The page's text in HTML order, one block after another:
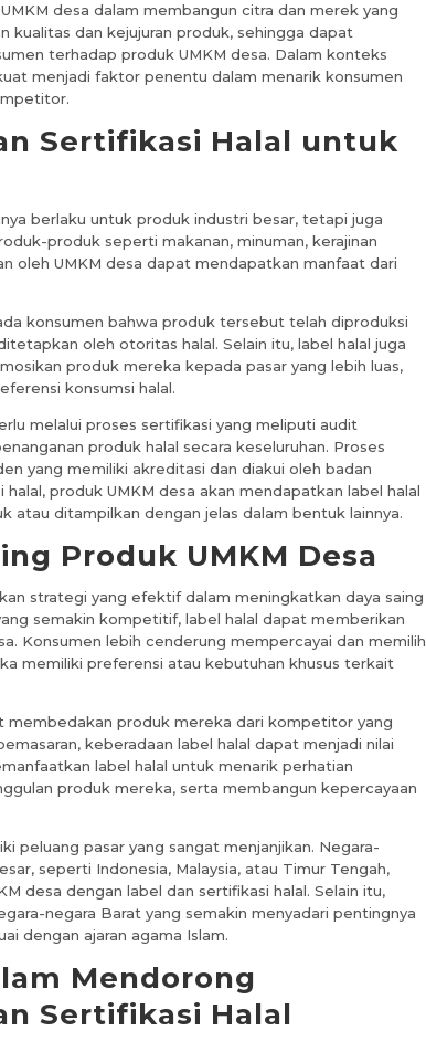
desa dalam membangun citra dan merek yang
kualitas dan kejujuran produk, sehingga dapat
terhadap produk UMKM desa. Dalam konteks
menjadi faktor penentu dalam menarik konsumen
Sertifikasi Halal untuk
berlaku untuk produk industri besar, tetapi juga
produk seperti makanan, minuman, kerajinan
oleh UMKM desa dapat mendapatkan manfaat dari
konsumen bahwa produk tersebut telah diproduksi
oleh otoritas halal. Selain itu, label halal juga
produk mereka kepada pasar yang lebih luas,
konsumsi halal.
melalui proses sertifikasi yang meliputi audit
produk halal secara keseluruhan. Proses
yang memiliki akreditasi dan diakui oleh badan
produk UMKM desa akan mendapatkan label halal
atau ditampilkan dengan jelas dalam bentuk lainnya.
Produk UMKM Desa
strategi yang efektif dalam meningkatkan daya saing
semakin kompetitif, label halal dapat memberikan
Konsumen lebih cenderung mempercayai dan memilih
memiliki preferensi atau kebutuhan khusus terkait
membedakan produk mereka dari kompetitor yang
keberadaan label halal dapat menjadi nilai
label halal untuk menarik perhatian
produk mereka, serta membangun kepercayaan
peluang pasar yang sangat menjanjikan. Negara-
seperti Indonesia, Malaysia, atau Timur Tengah,
desa dengan label dan sertifikasi halal. Selain itu,
negara Barat yang semakin menyadari pentingnya
dengan ajaran agama Islam.
Mendorong
Sertifikasi Halal